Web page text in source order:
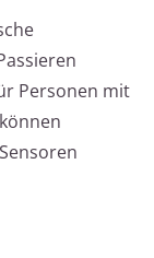
Personen mit